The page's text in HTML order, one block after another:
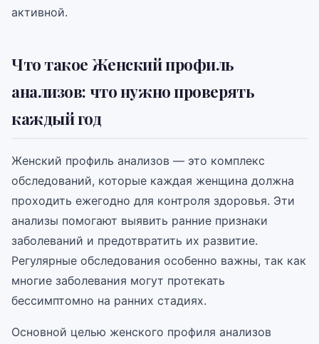
активной.
Что такое Женский профиль
анализов: что нужно проверять
каждый год
Женский профиль анализов — это комплекс
обследований, которые каждая женщина должна
проходить ежегодно для контроля здоровья. Эти
анализы помогают выявить ранние признаки
заболеваний и предотвратить их развитие.
Регулярные обследования особенно важны, так как
многие заболевания могут протекать
бессимптомно на ранних стадиях.
Основной целью женского профиля анализов